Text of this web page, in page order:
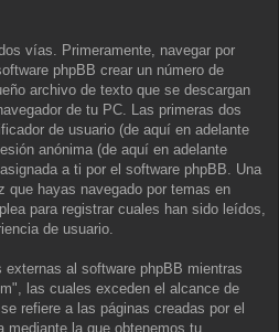
vías. Primeramente, navegar por
phpBB crear un número de
archivo de texto que se descargan
de tu PC. Las primeras dos
de usuario (de aquí en adelante
anónima (de aquí en adelante
a ti por el software phpBB. Una
que hayas navegado por temas en
para registrar cuales han sido leídos,
de usuario.
al software phpBB mientras
las cuales exceden el alcance de
refiere a las páginas creadas por el
mediante la que obtenemos tu